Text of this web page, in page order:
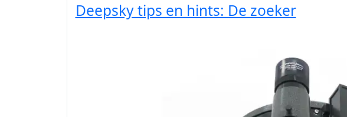
Deepsky tips en hints: De zoeker